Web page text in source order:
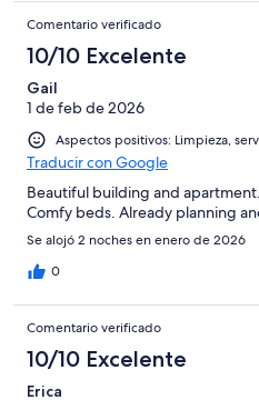
Comentario verificado
10/10 Excelente
Gail
1 de feb de 2026
Aspectos positivos: Limpieza,
Traducir con Google
Beautiful building and
Comfy beds. Already planning
Se alojó 2 noches en enero de 2026
0
Comentario verificado
10/10 Excelente
Erica